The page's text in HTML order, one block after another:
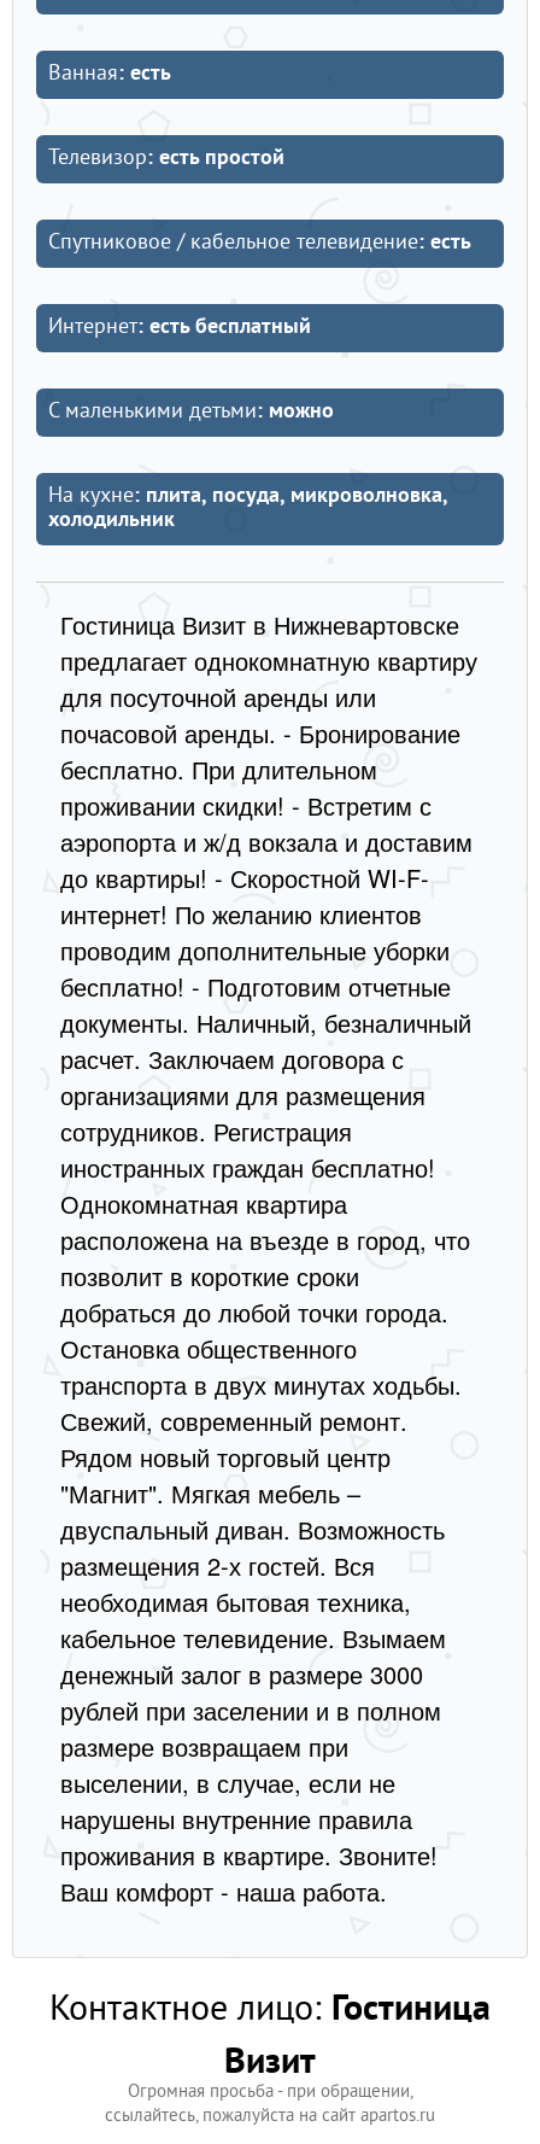
Ванная: есть
Телевизор: есть простой
Спутниковое / кабельное телевидение: есть
Интернет: есть бесплатный
С маленькими детьми: можно
На кухне: плита, посуда, микроволновка,
холодильник
Гостиница Визит в Нижневартовске
предлагает однокомнатную квартиру
для посуточной аренды или
почасовой аренды. - Бронирование
бесплатно. При длительном
проживании скидки! - Встретим с
аэропорта и ж/д вокзала и доставим
до квартиры! - Скоростной WI-F-
интернет! По желанию клиентов
проводим дополнительные уборки
бесплатно! - Подготовим отчетные
документы. Наличный, безналичный
расчет. Заключаем договора с
организациями для размещения
сотрудников. Регистрация
иностранных граждан бесплатно!
Однокомнатная квартира
расположена на въезде в город, что
позволит в короткие сроки
добраться до любой точки города.
Остановка общественного
транспорта в двух минутах ходьбы.
Свежий, современный ремонт.
Рядом новый торговый центр
"Магнит". Мягкая мебель –
двуспальный диван. Возможность
размещения 2-х гостей. Вся
необходимая бытовая техника,
кабельное телевидение. Взымаем
денежный залог в размере 3000
рублей при заселении и в полном
размере возвращаем при
выселении, в случае, если не
нарушены внутренние правила
проживания в квартире. Звоните!
Ваш комфорт - наша работа.
Контактное лицо: Гостиница
Визит
Огромная просьба - при обращении,
ссылайтесь, пожалуйста на сайт apartos.ru